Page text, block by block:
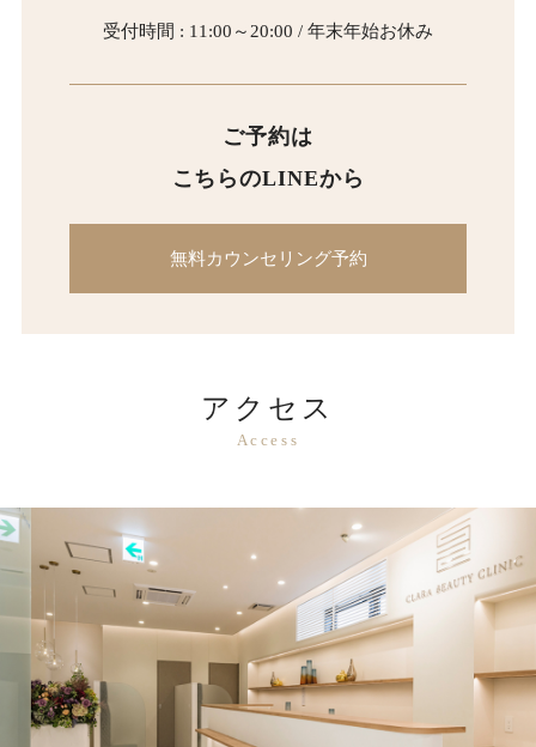
受付時間 : 11:00～20:00 / 年末年始お休み
ご予約は
こちらのLINEから
無料カウンセリング予約
アクセス
Access